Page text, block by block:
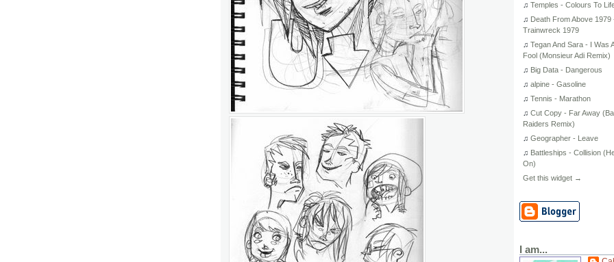
♫ Temples - Colours To
♫ Death From Above 1979
Trainwreck 1979
♫ Tegan And Sara - I Was A
Fool (Monsieur Adi Remix)
♫ Big Data - Dangerous
♫ alpine - Gasoline
♫ Tennis - Marathon
♫ Cut Copy - Far Away
Raiders Remix)
♫ Geographer - Leave
♫ Battleships - Collision
On)
Get this widget →
I am...